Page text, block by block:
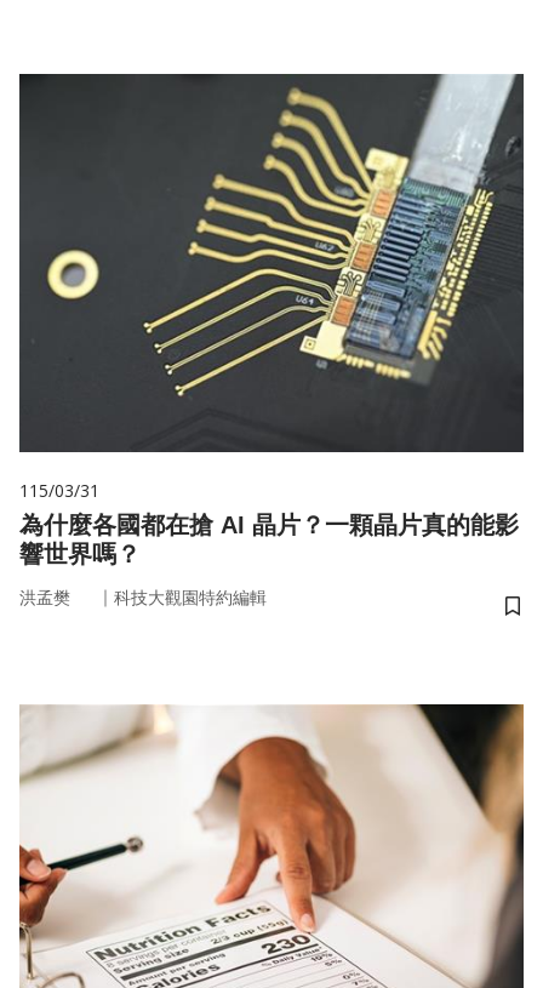
115/03/31
為什麼各國都在搶 AI 晶片？一顆晶片真的能影
響世界嗎？
洪孟樊 ｜ 科技大觀園特約編輯
儲